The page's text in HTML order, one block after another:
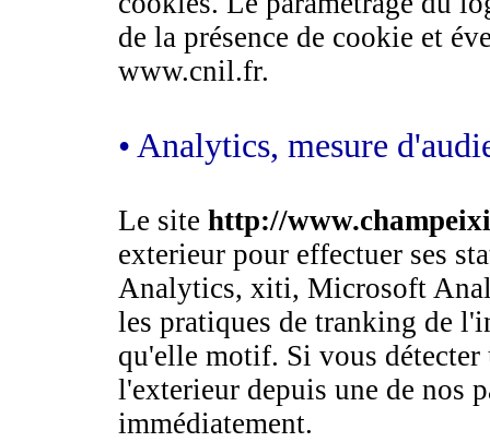
de la présence de cookie et
www.cnil.fr.
• Analytics, mesure
Le site http://
exterieur pour effectuer ses
Analytics, xiti, Microsoft
les pratiques de tranking de
qu'elle motif. Si vous
l'exterieur depuis une de nos
immédiatement.